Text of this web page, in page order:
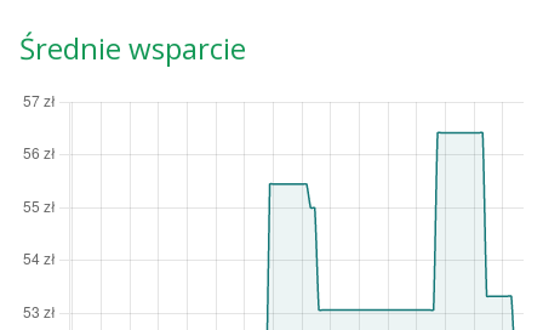
Średnie wsparcie